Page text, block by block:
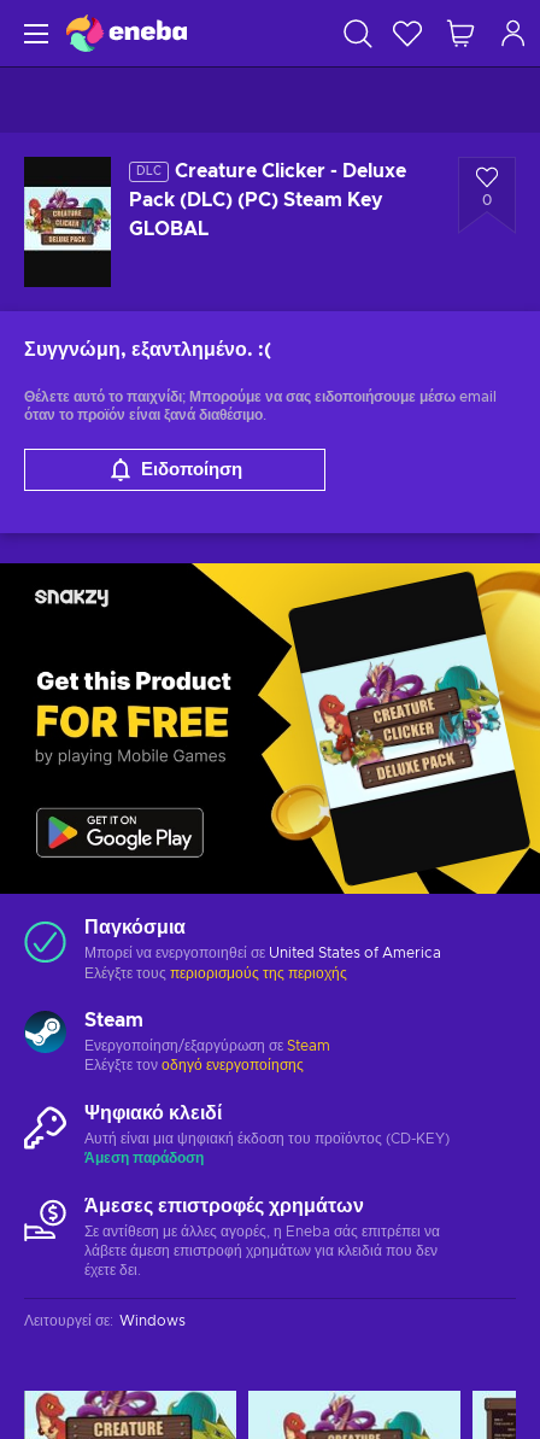
DLC
Creature Clicker - Deluxe
Pack (DLC) (PC) Steam Key
GLOBAL
0
Συγγνώμη, εξαντλημένο. :(
Θέλετε αυτό το παιχνίδι; Μπορούμε να σας ειδοποιήσουμε μέσω email
όταν το προϊόν είναι ξανά διαθέσιμο.
Ειδοποίηση
Παγκόσμια
Μπορεί να ενεργοποιηθεί σε United States of America
Ελέγξτε τους περιορισμούς της περιοχής
Steam
Ενεργοποίηση/εξαργύρωση σε Steam
Ελέγξτε τον οδηγό ενεργοποίησης
Ψηφιακό κλειδί
Αυτή είναι μια ψηφιακή έκδοση του προϊόντος (CD-KEY)
Άμεση παράδοση
Άμεσες επιστροφές χρημάτων
Σε αντίθεση με άλλες αγορές, η Eneba σάς επιτρέπει να
λάβετε άμεση επιστροφή χρημάτων για κλειδιά που δεν
έχετε δει.
Λειτουργεί σε: Windows